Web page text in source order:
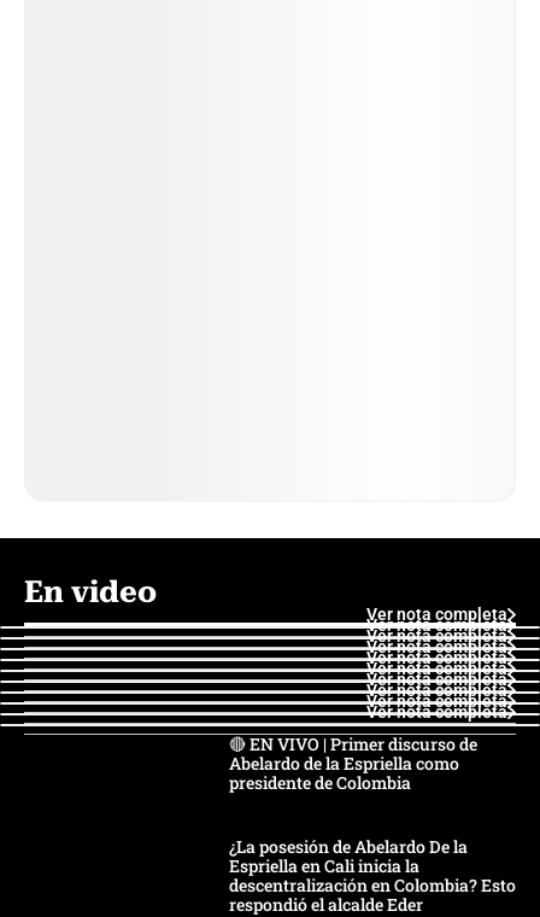
En video
Ver nota completa
Ver nota completa
Ver nota completa
Ver nota completa
Ver nota completa
Ver nota completa
Ver nota completa
Ver nota completa
Ver nota completa
Ver nota completa
🔴 EN VIVO | Primer discurso de
Abelardo de la Espriella como
presidente de Colombia
¿La posesión de Abelardo De la
Espriella en Cali inicia la
descentralización en Colombia? Esto
respondió el alcalde Eder